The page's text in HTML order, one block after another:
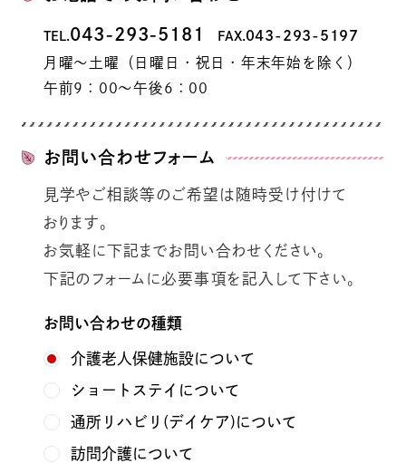
TEL. 043-293-5181 FAX. 043-293-5197
月曜～土曜（日曜日・祝日・年末年始を除く）
午前9：00～午後6：00
お問い合わせフォーム
見学やご相談等のご希望は随時受け付けて
おります。
お気軽に下記までお問い合わせください。
下記のフォームに必要事項を記入して下さい。
お問い合わせの種類
介護老人保健施設について
ショートステイについて
通所リハビリ(デイケア)について
訪問介護について